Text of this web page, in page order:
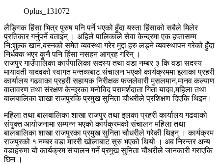
Oplus_131072
लैङ्गिक हिंसा भित्र पुरुष पनि पर्ने भएको हुँदा यस्ता हिंसाको सबैले मिलेर
प्रतिकार गर्नुपर्ने बताइन् । अहिले पालिकाले सेवा केन्द्रमा एक हप्तासम्म
नि:शुल्क खान,बस्नको समेत व्यवस्था गरेर मुद्दा हरु लड्ने व्यवस्थापन गरेको हुँदा
निर्धक्क भएर कुनै पनि हिंसा नसहन आग्रह गरिन् ।
राजपुर गाउँपालिका कार्यपालिका सदस्य तथा वडा नम्बर ३ कि वडा सदस्य
मायावती यादवको स्वागत मन्तव्यबाट संचालन भएको कार्यक्रममा इलाका प्रहरी
कार्यालय गढवाका प्रहरी सहायक निरीक्षक फजलेवारी मुसलमान,मानव कल्याण
वातावरण तथा संरक्षण केन्द्रका मनोविद परामर्शदाता गिता यादव,महिला तथा
बालबालिका शाखा राजपुरकि प्रमुख सुनिता चौधरीले प्रशिक्षण दिएकि थिइन।
महिला तथा बालबालिका शाखा राजपुर तथा इलका प्रहरी कार्यालय गढवाको
संयुक्त आयोजनामा सम्पन्न भएको कार्यक्रमको संचालन महिला तथा
बालबालिका शाखा राजपुरका प्रमुख सुनिता चौधरीले गरेकी थिइन् । कार्यक्रम
राजपुरको १ नम्बर वडा माररी खोलाबाट सुरु भएको थियो । अब निरन्तर अन्य
वडाहरुमा यो कार्यक्रम संचालन गर्ने प्रमुख सुनिता चौधरीले जानकारी गराएकि
छिन ।